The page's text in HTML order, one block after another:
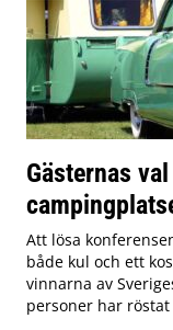
Gästernas
Att lösa
både kul och ett
vinnarna av
personer har